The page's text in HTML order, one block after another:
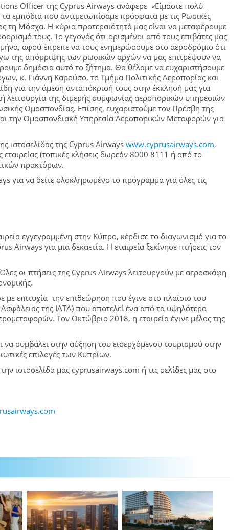
Officer της Cyprus Airways ανάφερε «Είμαστε πολύ
εμπόδια που αντιμετωπίσαμε πρόσφατα με τις Ρωσικές
τη Μόσχα. Η κύρια προτεραιότητά μας είναι να μεταφέρουμε
τους. Το γεγονός ότι ορισμένοι από τους επιβάτες μας
αφού έπρεπε να τους ενημερώσουμε στο αεροδρόμιο ότι
της απόρριψης των ρωσικών αρχών να μας επιτρέψουν να
δημόσια αυτό το ζήτημα. Θα θέλαμε να ευχαριστήσουμε
κ. Γιάννη Καρούσο, το Τμήμα Πολιτικής Αεροπορίας και
για την άμεση ανταπόκρισή τους στην έκκλησή μας για
λειτουργία της διμερής συμφωνίας αεροπορικών υπηρεσιών
Ομοσπονδίας. Επίσης, ευχαριστούμε τον Πρέσβη της
την Ομοσπονδιακή Υπηρεσία Αεροπορικών Μεταφορών για
ιστοσελίδας της Cyprus Airways www.cyprusairways.com,
(τοπικές κλήσεις δωρεάν 8000 8111 ή από το
πρακτόρων.
για να δείτε ολοκληρωμένο το πρόγραμμα για όλες τις
εγγεγραμμένη στην Κύπρο, κέρδισε το διαγωνισμό για το
Airways για μια δεκαετία. Η εταιρεία ξεκίνησε πτήσεις τον
οι πτήσεις της Cyprus Airways λειτουργούν με αεροσκάφη
επιτυχία την επιθεώρηση που έγινε στο πλαίσιο του
της ΙΑΤΑ) που αποτελεί ένα από τα υψηλότερα
Τον Οκτώβριο 2018, η εταιρεία έγινε μέλος της
να συμβάλει στην αύξηση του εισερχόμενου τουρισμού στην
επιλογές των Κυπρίων.
ιστοσελίδα μας cyprusairways.com ή τις σελίδες μας στο